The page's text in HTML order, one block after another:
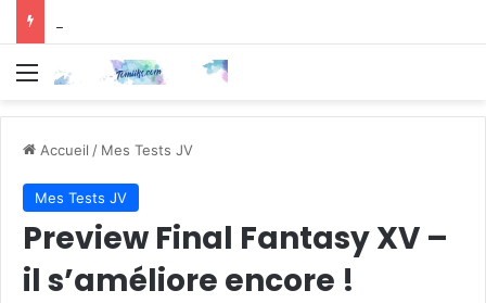
Menu
Accueil / Mes Tests JV
Mes Tests JV
Preview Final Fantasy XV –
il s’améliore encore !